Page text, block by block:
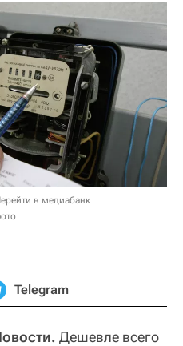
в медиабанк
Telegram
Дешевле всего